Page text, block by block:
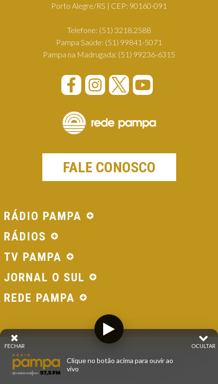
Porto Alegre/RS | CEP: 90160-091
Telefone: (51) 3218.2588
Pampa Saúde: (51) 99841-5071
Pampa na Madrugada: (51) 99236-6315
FALE CONOSCO
RÁDIO PAMPA
RÁDIOS
TV PAMPA
JORNAL O SUL
REDE PAMPA
© 2026 - Direitos Reservados - Rádio Pampa - Rede
Pampa de Comunicação | RS - Brasil.
OCULTAR
FECHAR
Clique no botão acima para ouvir ao
vivo